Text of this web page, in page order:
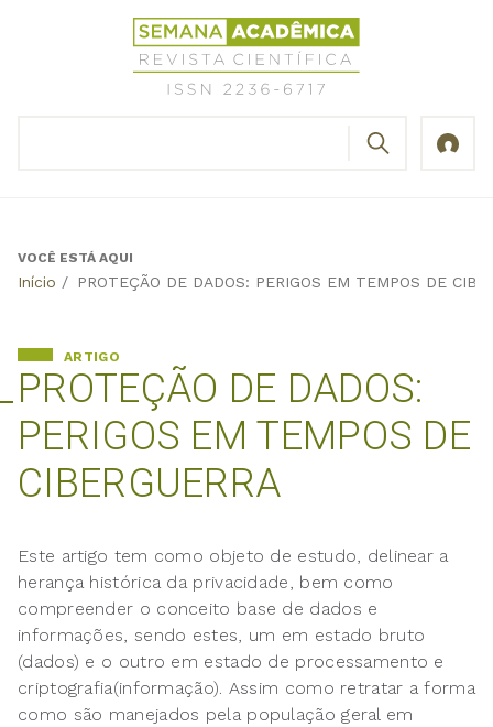
Revista
Científica
Semana
Back
VOCÊ ESTÁ AQUI
Início / PROTEÇÃO DE DADOS: PERIGOS EM TEMPOS DE
PROTEÇÃO DE DADOS:
PERIGOS EM TEMPOS DE
CIBERGUERRA
ARTIGO
Este artigo tem como objeto de estudo, delinear a
herança histórica da privacidade, bem como
compreender o conceito base de dados e
informações, sendo estes, um em estado bruto
(dados) e o outro em estado de processamento e
criptografia(informação). Assim como retratar a forma
como são manejados pela população geral em